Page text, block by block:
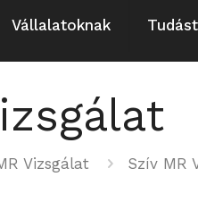
Vállalatoknak
Vizsgálat Szív MR